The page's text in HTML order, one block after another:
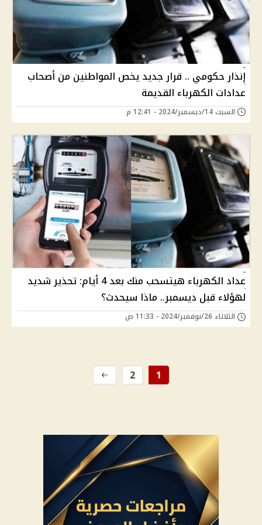
إنذار حكومي .. قرار جديد يخص المواطنين من أصحاب
عدادات الكهرباء القديمة
السبت 14/ديسمبر/2024 - 12:41 م
عداد الكهرباء هيتسحب منك بعد 4 أيام: تحذير شديد
لهؤلاء قبل ديسمبر.. ماذا سيحدث؟
الثلاثاء 26/نوفمبر/2024 - 11:33 ص
1
2